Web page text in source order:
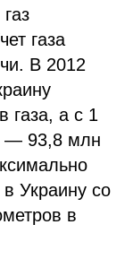
газа
В 2012
газа, а с 1
— 93,8 млн
Украину со
в